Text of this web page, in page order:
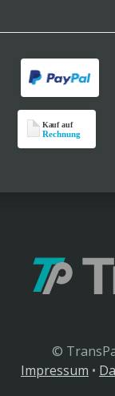
©
Impressum •